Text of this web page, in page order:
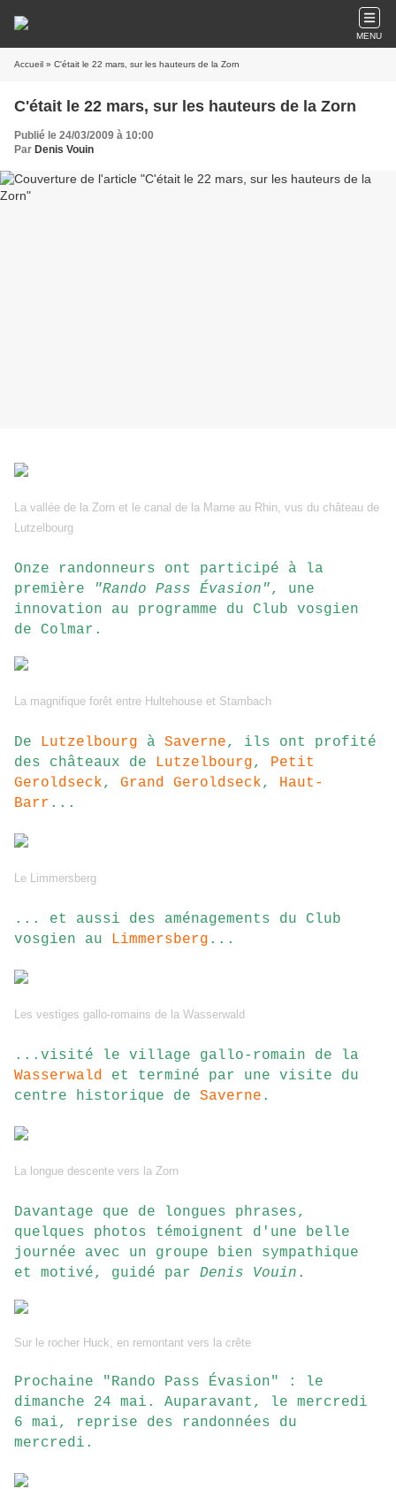
MENU
Accueil » C'était le 22 mars, sur les hauteurs de la Zorn
C'était le 22 mars, sur les hauteurs de la Zorn
Publié le 24/03/2009 à 10:00
Par Denis Vouin
La vallée de la Zorn et le canal de la Marne au Rhin, vus du château de
Lutzelbourg
Onze randonneurs ont participé à la
première
"Rando Pass Évasion", une
innovation au programme du Club vosgien
de Colmar.
La magnifique forêt entre Hultehouse et Stambach
De Lutzelbourg à Saverne, ils ont profité
des châteaux de Lutzelbourg, Petit
Geroldseck, Grand Geroldseck, Haut-
Barr ...
Le Limmersberg
... et aussi des aménagements du Club
vosgien au Limmersberg ...
Les vestiges gallo-romains de la Wasserwald
...visité le village gallo-romain de la
Wasserwald et terminé par une visite du
centre historique de Saverne .
La longue descente vers la Zorn
Davantage que de longues phrases,
quelques photos témoignent d'une belle
journée avec un groupe bien sympathique
et motivé, guidé par Denis Vouin .
Sur le rocher Huck, en remontant vers la crête
Prochaine "Rando Pass Évasion" : le
dimanche 24 mai. Auparavant, le mercredi
6 mai, reprise des randonnées du
mercredi.